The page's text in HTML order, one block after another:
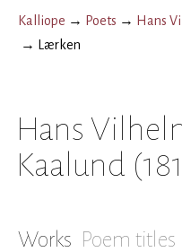
Kalliope → Poets → Hans
→
Lærken
Hans
Kaalund
Works Poem titles